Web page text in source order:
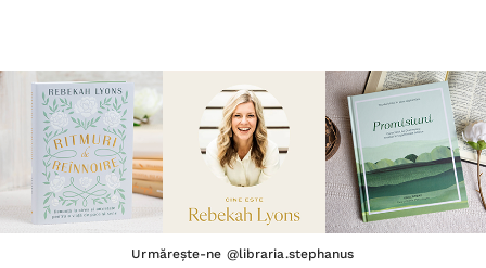
Urmărește-ne @libraria.stephanus